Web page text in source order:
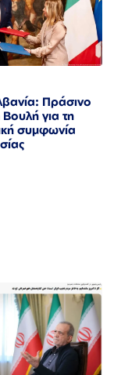
Πράσινο
για τη
συμφωνία